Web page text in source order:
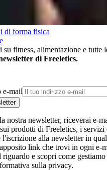
di forma fisica
fitness, alimentazione e tutte
di Freeletics.
e-mail
nostra newsletter, riceverai e-
prodotti di Freeletics, i servizi
l'iscrizione alla newsletter in
link che trovi in ogni e-
e scopri come
sulla privacy.